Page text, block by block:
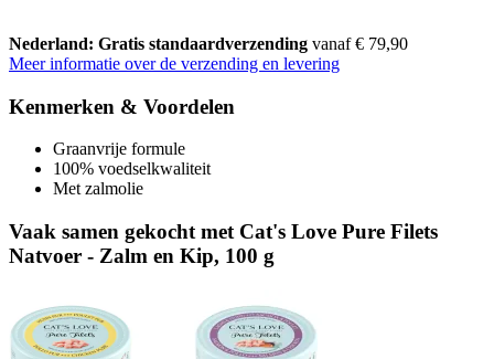
Nederland: Gratis standaardverzending vanaf € 79,90
Meer informatie over de verzending en levering
Kenmerken & Voordelen
Graanvrije formule
100% voedselkwaliteit
Met zalmolie
Vaak samen gekocht met Cat's Love Pure Filets
Natvoer - Zalm en Kip, 100 g